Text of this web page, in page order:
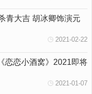
青大吉 胡冰卿饰演元
2021-02-22
恋恋小酒窝》2021即将
2021-01-07